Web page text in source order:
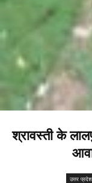
श्रावस्ती के
उत्तर